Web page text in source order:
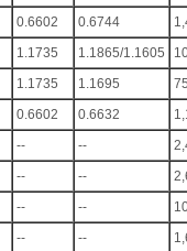
0.6602 0.6744
1.1735 1.1865/1.1605
1.1735 1.1695
0.6602 0.6632
-- --
-- --
-- --
-- --